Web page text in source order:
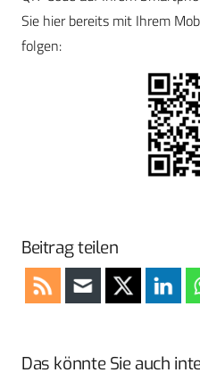
Sie hier bereits mit Ihrem
folgen:
Beitrag teilen
Das könnte Sie auch